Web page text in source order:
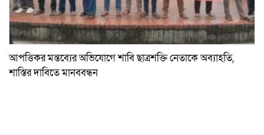
আপত্তিকর মন্তব্যের অভিযোগে শাবি ছাত্রশক্তি নেতাকে অব্যাহতি,
শাস্তির দাবিতে মানববন্ধন